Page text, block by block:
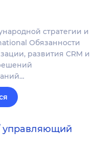
стратегии и
Обязанности
развития CRM и
управляющий